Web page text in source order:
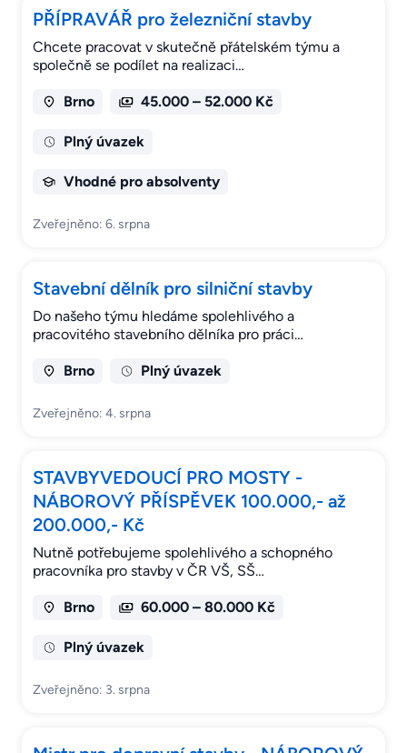
PŘÍPRAVÁŘ pro železniční stavby
Chcete pracovat v skutečně přátelském týmu a
společně se podílet na realizaci…
Brno 45.000 – 52.000 Kč
Plný úvazek
Vhodné pro absolventy
Zveřejněno: 6. srpna
Stavební dělník pro silniční stavby
Do našeho týmu hledáme spolehlivého a
pracovitého stavebního dělníka pro práci…
Brno Plný úvazek
Zveřejněno: 4. srpna
STAVBYVEDOUCÍ PRO MOSTY -
NÁBOROVÝ PŘÍSPĚVEK 100.000,- až
200.000,- Kč
Nutně potřebujeme spolehlivého a schopného
pracovníka pro stavby v ČR VŠ, SŠ…
Brno 60.000 – 80.000 Kč
Plný úvazek
Zveřejněno: 3. srpna